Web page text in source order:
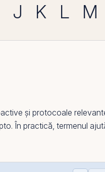
J K L M
și protocoale
În practică, termenul